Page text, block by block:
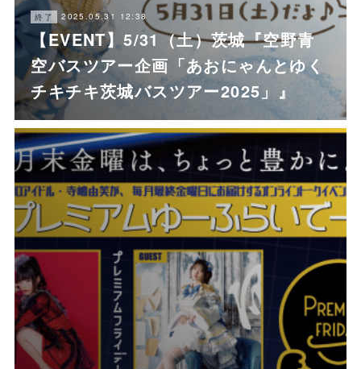
終了 2025.05.31 12:38
【EVENT】5/31（土）茨城『空野青
空バスツアー企画「あおにゃんとゆく
チキチキ茨城バスツアー2025」』